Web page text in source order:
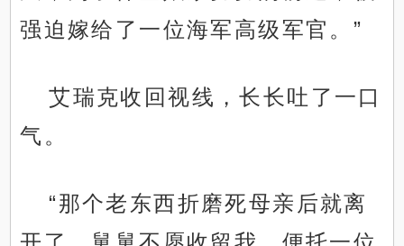
强迫嫁给了一位海军高级军官。”
艾瑞克收回视线，长长吐了一口
气。
“那个老东西折磨死母亲后就离